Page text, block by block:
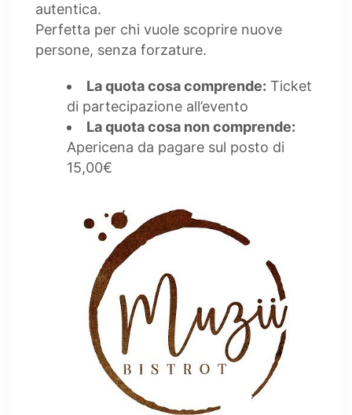
autentica.
Perfetta per chi vuole scoprire nuove
persone, senza forzature.
La quota cosa comprende: Ticket
di partecipazione all’evento
La quota cosa non comprende:
Apericena da pagare sul posto di
15,00€